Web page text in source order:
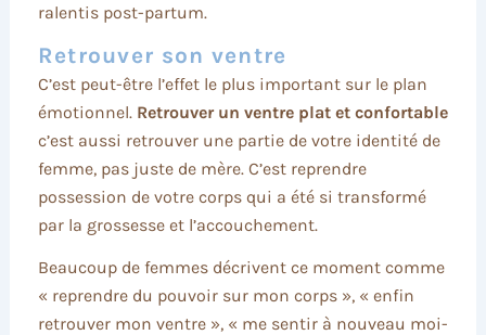
ralentis post-partum.
Retrouver son ventre
C’est peut-être l’effet le plus important sur le plan
émotionnel. Retrouver un ventre plat et confortable
c’est aussi retrouver une partie de votre identité de
femme, pas juste de mère. C’est reprendre
possession de votre corps qui a été si transformé
par la grossesse et l’accouchement.
Beaucoup de femmes décrivent ce moment comme
« reprendre du pouvoir sur mon corps », « enfin
retrouver mon ventre », « me sentir à nouveau moi-